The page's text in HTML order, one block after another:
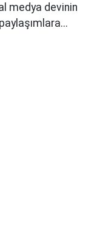
medya devinin